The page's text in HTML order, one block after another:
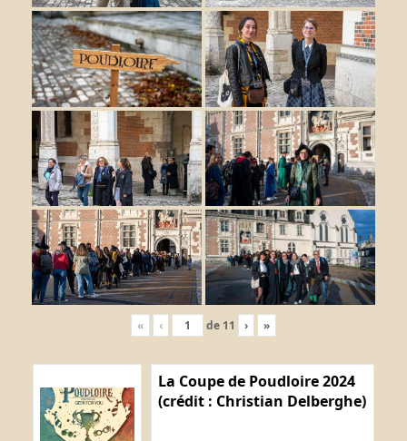
« ‹ de 11 › »
La Coupe de Poudloire 2024
(crédit : Christian Delberghe)